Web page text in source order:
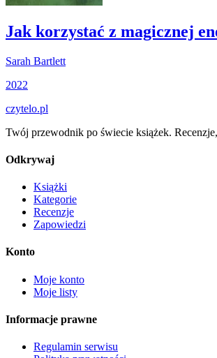
Jak korzystać z magicznej
Sarah Bartlett
2022
czytelo.pl
Twój przewodnik po świecie książek.
Odkrywaj
Książki
Kategorie
Recenzje
Zapowiedzi
Konto
Moje konto
Moje listy
Informacje prawne
Regulamin serwisu